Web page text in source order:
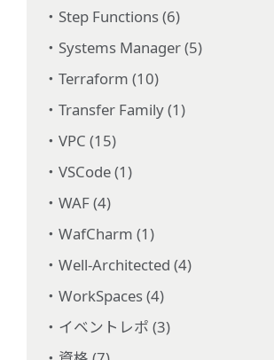
Step Functions (6)
Systems Manager (5)
Terraform (10)
Transfer Family (1)
VPC (15)
VSCode (1)
WAF (4)
WafCharm (1)
Well-Architected (4)
WorkSpaces (4)
イベントレポ (3)